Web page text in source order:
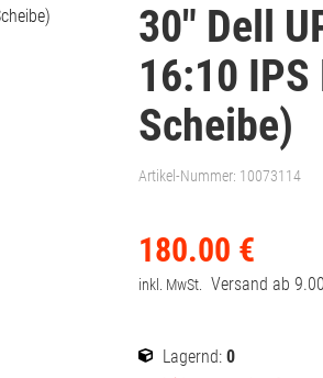
30" Dell
16:10
Scheibe)
Artikel-Nummer: 10073114
180.00 €
inkl. MwSt. Versand ab 9.00
Lagernd: 0